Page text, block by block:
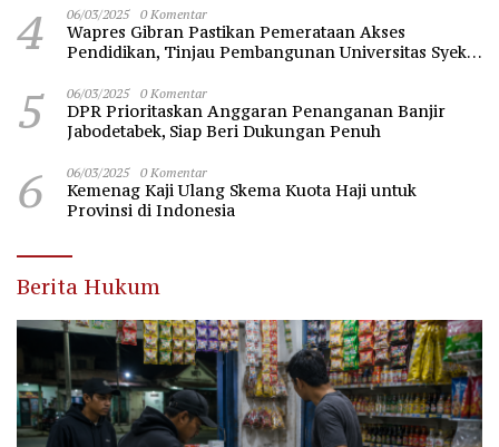
4 06/03/2025 0 Komentar
Wapres Gibran Pastikan Pemerataan Akses
Pendidikan, Tinjau Pembangunan Universitas Syekh
5 06/03/2025 0 Komentar
DPR Prioritaskan Anggaran Penanganan Banjir
Jabodetabek, Siap Beri Dukungan Penuh
6 06/03/2025 0 Komentar
Kemenag Kaji Ulang Skema Kuota Haji untuk
Provinsi di Indonesia
Berita Hukum